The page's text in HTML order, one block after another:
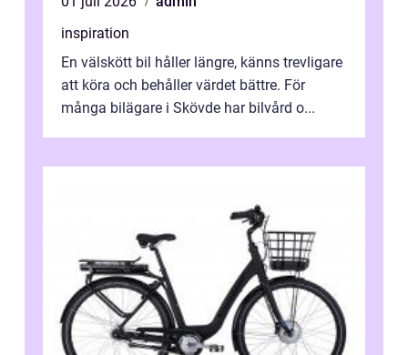
inspiration
En välskött bil håller längre, känns trevligare
att köra och behåller värdet bättre. För
många bilägare i Skövde har bilvård o...